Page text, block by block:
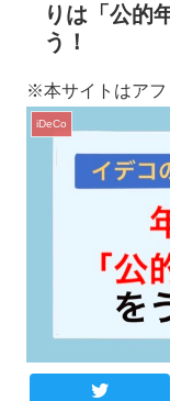
りは「公的
う！
※本サイトはアフ
iDeCo